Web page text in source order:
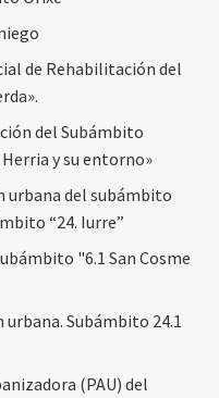
de Rehabilitación del
del Subámbito
y su entorno»
urbana del subámbito
“24. Iurre”
"6.1 San Cosme
Subámbito 24.1
(PAU) del